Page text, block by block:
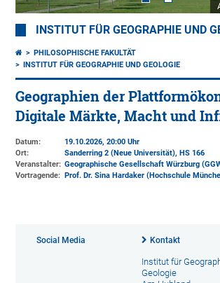
INSTITUT FÜR GEOGRAPHIE UND
PHILOSOPHISCHE FAKULTÄT
INSTITUT FÜR GEOGRAPHIE UND GEOLOGIE
Geographien der
Digitale Märkte, Macht und
Datum:
19.10.2026, 20:00 Uhr
Ort:
Sanderring 2 (Neue Universität), HS 166
Veranstalter: Geographische Gesellschaft Würzburg
Vortragende:
Prof. Dr. Sina Hardaker (Hochschule
Social Media Kontakt
Institut für
Geologie